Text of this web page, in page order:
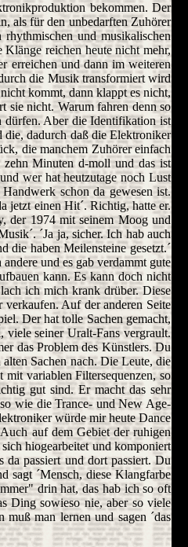
bekommen. Der
als für den unbedarften Zuhörer
und musikalischen
reichen heute nicht mehr,
erreichen und dann im weiteren
die Musik transformiert wird
kommt, dann klappt es nicht,
sie nicht. Warum fahren denn so
dürfen. Aber die Identifikation ist
die, dadurch daß die Elektroniker
die manchem Zuhörer einfach
Minuten d-moll und das ist
wer hat heutzutage noch Lust
schon da gewesen ist.
jetzt einen Hit´. Richtig, hatte er.
der 1974 mit seinem Moog und
´Ja ja, sicher. Ich hab auch
die haben Meilensteine gesetzt.´
und es gab verdammt gute
kann. Es kann doch nicht
ich mich krank drüber. Diese
Auf der anderen Seite
Der hat tolle Sachen gemacht,
viele seiner Uralt-Fans vergrault.
das Problem des Künstlers. Du
Sachen nach. Die Leute, die
variablen Filtersequenzen, so
gut sind. Er macht das sehr
wie die Trance- und New Age-
würde mir heute Dance
auf dem Gebiet der ruhigen
hiogearbeitet und komponiert
passiert und dort passiert. Du
sagt ´Mensch, diese Klangfarbe
drin hat, das hab ich so oft
Ding sowieso nie, aber so viele
man lernen und sagen ´das